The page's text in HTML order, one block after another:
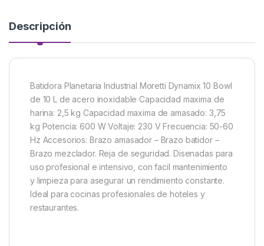
Descripción
Batidora Planetaria Industrial Moretti Dynamix 10 Bowl
de 10 L de acero inoxidable Capacidad maxima de
harina: 2,5 kg Capacidad maxima de amasado: 3,75
kg Potencia: 600 W Voltaje: 230 V Frecuencia: 50-60
Hz Accesorios: Brazo amasador – Brazo batidor –
Brazo mezclador. Reja de seguridad. Disenadas para
uso profesional e intensivo, con facil mantenimiento
y limpieza para asegurar un rendimiento constante.
Ideal para cocinas profesionales de hoteles y
restaurantes.